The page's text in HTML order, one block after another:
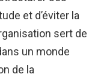
et d’éviter la
sert de
un monde
de la